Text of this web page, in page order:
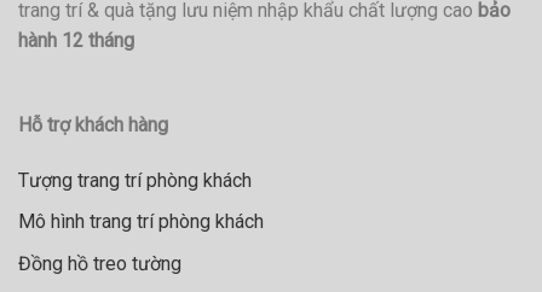
trang trí & quà tặng lưu niệm nhập khẩu chất lượng cao bảo
hành 12 tháng
Hỗ trợ khách hàng
Tượng trang trí phòng khách
Mô hình trang trí phòng khách
Đồng hồ treo tường